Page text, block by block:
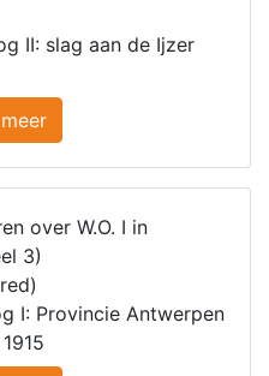
II: slag aan de Ijzer
over W.O. I in
3)
I: Provincie Antwerpen